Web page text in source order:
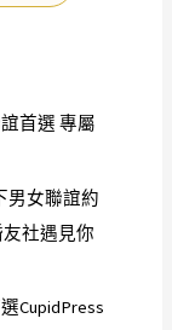
首選 專屬
男女聯誼約
社遇見你
CupidPress